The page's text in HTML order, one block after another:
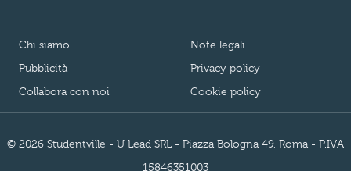
Chi siamo
Pubblicità
Collabora con noi
Note legali
Privacy policy
Cookie policy
© 2026 Studentville - U Lead SRL - Piazza Bologna 49, Roma - P.IVA
15846351003